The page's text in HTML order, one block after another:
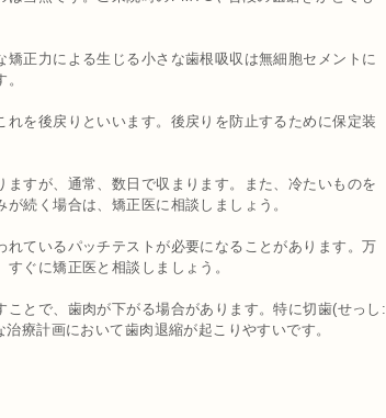
正力による生じる小さな歯根吸収は無細胞セメントに
を後戻りといいます。後戻りを防止するために保定装
すが、通常、数日で収まります。また、冷たいものを
続く場合は、矯正医に相談しましょう。
ているパッチテストが必要になることがあります。万
ぐに矯正医と相談しましょう。
とで、歯肉が下がる場合があります。特に切歯(せっし:
療計画において歯肉退縮が起こりやすいです。